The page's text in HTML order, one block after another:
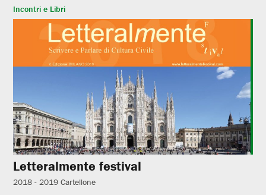
Incontri e Libri
Letteralmente festival
2018 - 2019 Cartellone